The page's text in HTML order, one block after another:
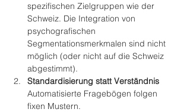
spezifischen Zielgruppen wie der
Schweiz. Die Integration von
psychografischen
Segmentationsmerkmalen sind nicht
möglich (oder nicht auf die Schweiz
abgestimmt).
Standardisierung statt Verständnis
Automatisierte Fragebögen folgen
fixen Mustern.